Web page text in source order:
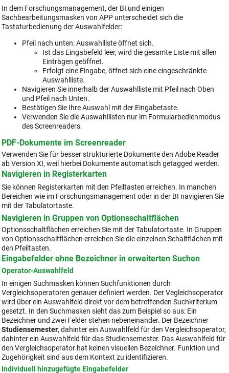
In dem Forschungsmanagement, der BI und einigen
Sachbearbeitungsmasken von APP unterscheidet sich die
Tastaturbedienung der Auswahlfelder:
Pfeil nach unten: Auswahlliste öffnet sich.
Ist das Eingabefeld leer, wird die gesamte Liste mit allen
Einträgen geöffnet.
Erfolgt eine Eingabe, öffnet sich eine eingeschränkte
Auswahlliste.
Navigieren Sie innerhalb der Auswahlliste mit Pfeil nach Oben
und Pfeil nach Unten.
Bestätigen Sie Ihre Auswahl mit der Eingabetaste.
Verwenden Sie die Auswahllisten nur im Formularbedienmodus
des Screenreaders.
PDF-Dokumente im Screenreader
Verwenden Sie für besser strukturierte Dokumente den Adobe Reader
ab Version XI, weil hierbei Dokumente automatisch getagged werden.
Navigieren in Registerkarten
Sie können Registerkarten mit den Pfeiltasten erreichen. In manchen
Bereichen wie im Forschungsmanagement oder in der BI navigieren Sie
mit der Tabulatortaste.
Navigieren in Gruppen von Optionsschaltflächen
Optionsschaltflächen erreichen Sie mit der Tabulatortaste. In Gruppen
von Optionsschaltflächen erreichen Sie die einzelnen Schaltflächen mit
den Pfeiltasten.
Eingabefelder ohne Bezeichner in erweiterten Suchen
Operator-Auswahlfeld
In einigen Suchmasken können Suchfunktionen durch
Vergleichsoperatoren genauer definiert werden. Der Vegleichsoperator
wird über ein Auswahlfeld direkt vor dem betreffenden Suchkriterium
gesetzt. In den Suchmasken sieht das zum Beispiel so aus: Ein
Bezeichner und zwei Felder stehen nebeneinander. Der Bezeichner
Studiensemester, dahinter ein Auswahlfeld für den Vergleichsoperator,
dahinter ein Auswahlfeld für das Studiensemester. Das Auswahlfeld für
den Vergleichsoperator hat keinen visuellen Bezeichner. Funktion und
Zugehörigkeit sind aus dem Kontext zu identifizieren.
Individuell hinzugefügte Eingabefelder